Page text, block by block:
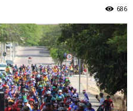
de
Piritiba
686